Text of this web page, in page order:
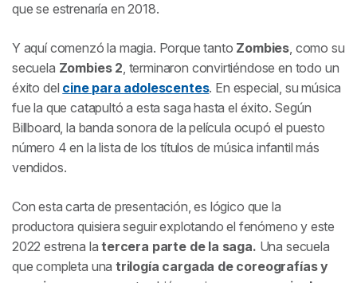
que se estrenaría en 2018.
Y aquí comenzó la magia. Porque tanto Zombies, como su
secuela Zombies 2, terminaron convirtiéndose en todo un
éxito del cine para adolescentes. En especial, su música
fue la que catapultó a esta saga hasta el éxito. Según
Billboard, la banda sonora de la película ocupó el puesto
número 4 en la lista de los títulos de música infantil más
vendidos.
Con esta carta de presentación, es lógico que la
productora quisiera seguir explotando el fenómeno y este
2022 estrena latercera parte de la saga. Una secuela
que completa unatrilogía cargada de coreografías y